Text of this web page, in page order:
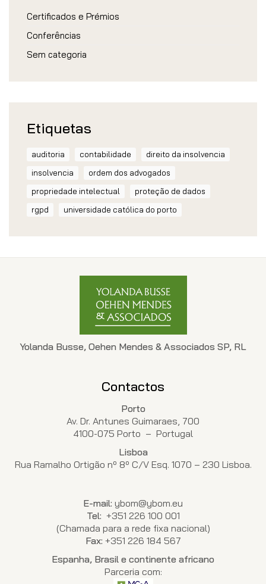
Certificados e Prémios
Conferências
Sem categoria
Etiquetas
auditoria contabilidade
direito da insolvencia
insolvencia
ordem dos advogados
propriedade intelectual
proteção de dados
rgpd
universidade católica do porto
Yolanda Busse, Oehen Mendes & Associados SP, RL
Contactos
Porto
Av. Dr. Antunes Guimaraes, 700
4100-075 Porto – Portugal
Lisboa
Rua Ramalho Ortigão nº 8º C/V Esq. 1070 – 230 Lisboa.
E-mail: ybom@ybom.eu
Tel: +351 226 100 001
(Chamada para a rede fixa nacional)
Fax: +351 226 184 567
Espanha, Brasil e continente africano
Parceria com: